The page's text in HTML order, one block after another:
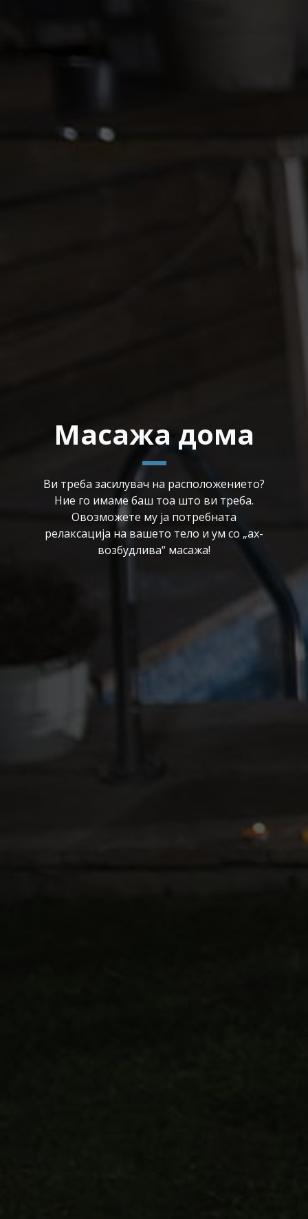
Масажа дома
Ви треба засилувач на расположението?
Ние го имаме баш тоа што ви треба.
Овозможете му ја потребната
релаксација на вашето тело и ум со „ах-
возбудлива“ масажа!